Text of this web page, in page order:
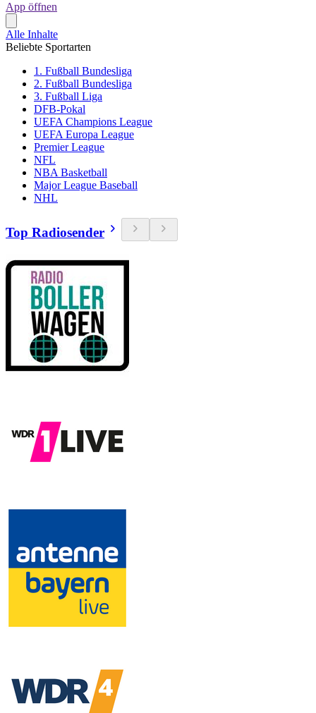
App öffnen
Alle Inhalte
Beliebte Sportarten
1. Fußball Bundesliga
2. Fußball Bundesliga
3. Fußball Liga
DFB-Pokal
UEFA Champions League
UEFA Europa League
Premier League
NFL
NBA Basketball
Major League Baseball
NHL
Top Radiosender